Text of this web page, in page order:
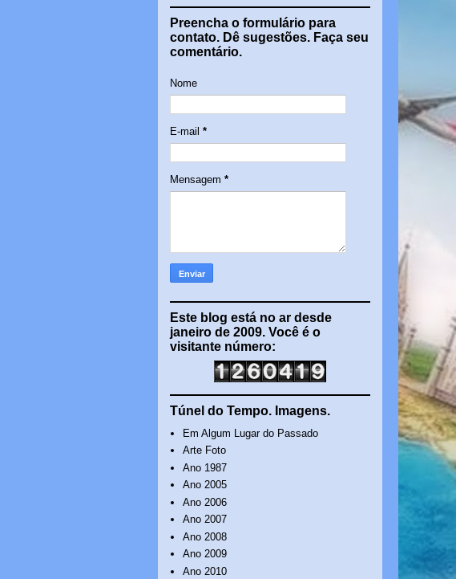
Preencha o formulário para
contato. Dê sugestões. Faça seu
comentário.
Nome
E-mail *
Mensagem *
Este blog está no ar desde
janeiro de 2009. Você é o
visitante número:
Túnel do Tempo. Imagens.
Em Algum Lugar do Passado
Arte Foto
Ano 1987
Ano 2005
Ano 2006
Ano 2007
Ano 2008
Ano 2009
Ano 2010